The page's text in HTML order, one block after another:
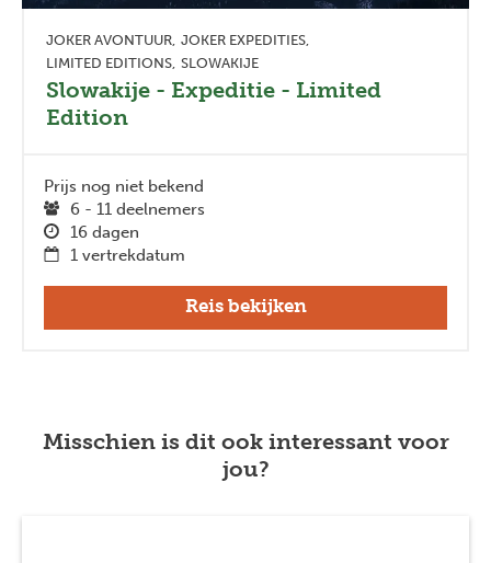
JOKER AVONTUUR JOKER EXPEDITIES
LIMITED EDITIONS SLOWAKIJE
Slowakije - Expeditie - Limited
Edition
Prijs nog niet bekend
6 - 11 deelnemers
16 dagen
1 vertrekdatum
Reis bekijken
Misschien is dit ook interessant voor
jou?
Previous